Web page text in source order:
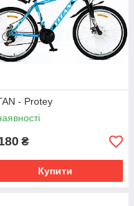
- Protey
₴
Купити